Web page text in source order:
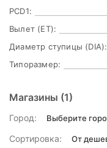
PCD1:
Вылет (ET):
Диаметр ступицы (DIA):
Типоразмер:
Магазины (1)
Город:
Сортировка: